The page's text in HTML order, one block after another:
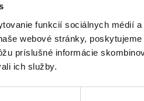
funkcií sociálnych médií
webové stránky,
príslušné informácie
ich služby.